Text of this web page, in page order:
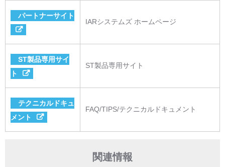
パートナーサイト
IARシステムズ ホームページ
ST製品専用サイ
ト
ST製品専用サイト
テクニカルドキュ
メント
FAQ/TIPS/テクニカルドキュメント
関連情報